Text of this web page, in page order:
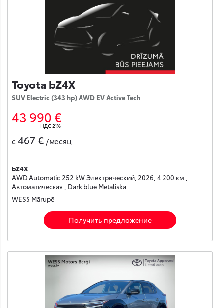
Toyota bZ4X
SUV Electric (343 hp) AWD EV Active Tech
43 990 €
НДС 21%
с 467 € /месяц
bZ4X
AWD Automatic 252 kW Электрический, 2026, 4 200 км ,
Автоматическая , Dark blue Metāliska
WESS Mārupē
Получить предложение